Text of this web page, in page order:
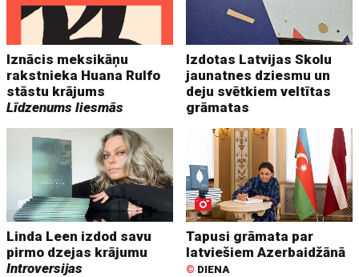
Iznācis meksikāņu
rakstnieka Huana Rulfo
stāstu krājums
Līdzenums liesmās
Izdotas Latvijas Skolu
jaunatnes dziesmu un
deju svētkiem veltītas
grāmatas
Linda Leen izdod savu
pirmo dzejas krājumu
Introversijas
Tapusi grāmata par
latviešiem Azerbaidžānā
© DIENA